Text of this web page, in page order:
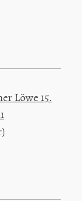
Löwe 15.